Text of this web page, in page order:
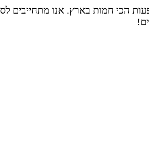
הכי חמות בארץ. אנו מתחייבים